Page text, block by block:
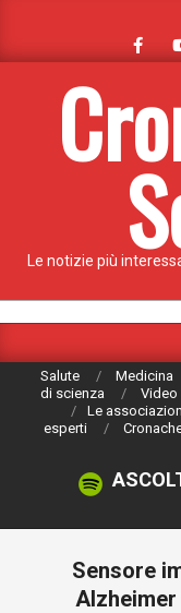
content
Le notizie più
Navigation
Salute Medicina
di scienza
Video
Le
esperti
Sensore